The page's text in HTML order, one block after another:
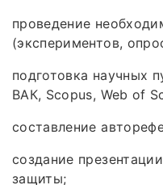
проведение
(экспериментов,
подготовка научных
ВАК, Scopus, Web of
составление
создание
защиты;